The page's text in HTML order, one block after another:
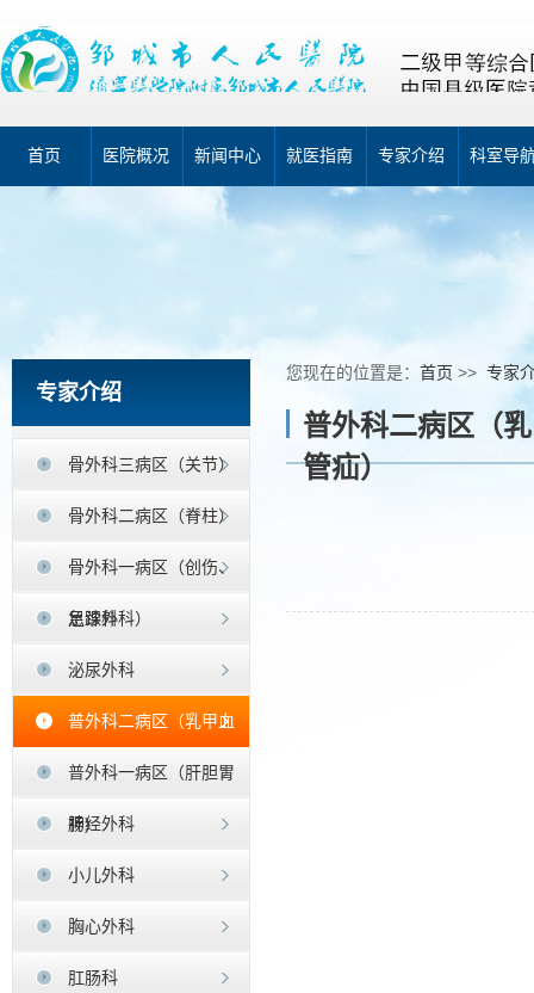
首页 医院概况 新闻中心 就医指南 专家介绍 科室导
专家介绍
骨外科三病区（关节）
骨外科二病区（脊柱）
骨外科一病区（创伤、
足踝外科）
急诊科
泌尿外科
普外科二病区（乳甲血
管疝）
普外科一病区（肝胆胃
肠)
神经外科
小儿外科
胸心外科
肛肠科
您现在的位置是： 首页 >> 专家
普外科二病区（
管疝）